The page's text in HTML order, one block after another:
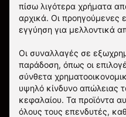
πίσω λιγότερα χρήματα
αρχικά. Οι προηγούμενες
εγγύηση για μελλοντικά
Οι συναλλαγές σε
παράδοση, όπως οι
σύνθετα
υψηλό κίνδυνο απώλειας
κεφαλαίου. Τα προϊόντα
όλους τους επενδυτές,